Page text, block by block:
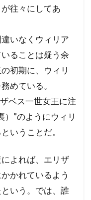
往々にしてあ
いなくウィリア
ることは疑う余
初期に、ウィリ
めている。
ベス一世女王に注
）”のようにウィリ
いうことだ。
よれば、エリザ
かれているよう
いう。では、誰